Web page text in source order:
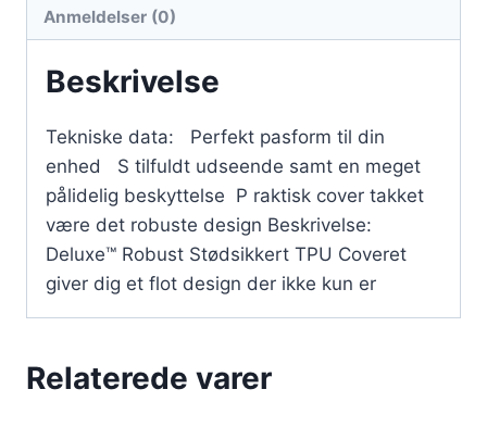
Anmeldelser (0)
Beskrivelse
Tekniske data: Perfekt pasform til din
enhed S tilfuldt udseende samt en meget
pålidelig beskyttelse P raktisk cover takket
være det robuste design Beskrivelse:
Deluxe™ Robust Stødsikkert TPU Coveret
giver dig et flot design der ikke kun er
Relaterede varer